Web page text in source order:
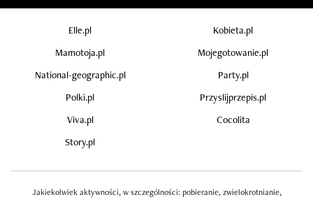
Elle.pl
Kobieta.pl
Mamotoja.pl
Mojegotowanie.pl
National-geographic.pl
Party.pl
Polki.pl
Przyslijprzepis.pl
Viva.pl
Cocolita
Story.pl
Jakiekolwiek aktywności, w szczególności: pobieranie, zwielokrotnianie,